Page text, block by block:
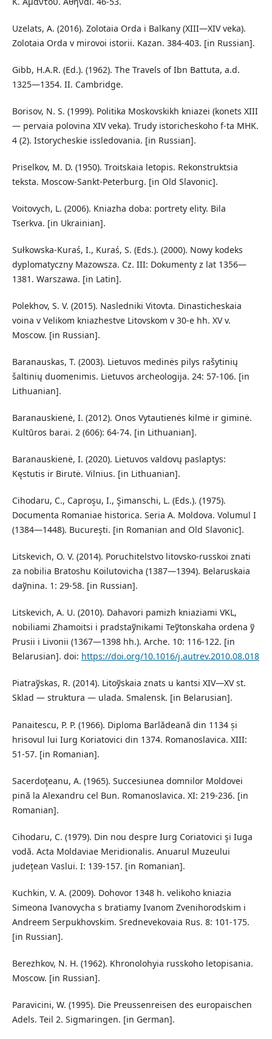
Uzelats, A. (2016). Zolotaia Orda i Balkany (XIII—XIV veka).
Zolotaia Orda v mirovoi istorii. Kazan. 384-403. [in Russian].
Gibb, H.A.R. (Ed.). (1962). The Travels of Ibn Battuta, a.d.
1325—1354. II. Cambridge.
Borisov, N. S. (1999). Politika Moskovskikh kniazei (konets XIII
— pervaia polovina XIV veka). Trudy istoricheskoho f-ta MHK.
4 (2). Istorycheskie issledovania. [in Russian].
Priselkov, M. D. (1950). Troitskaia letopis. Rekonstruktsia
teksta. Moscow-Sankt-Peterburg. [in Old Slavonic].
Voitovych, L. (2006). Kniazha doba: portrety elity. Bila
Tserkva. [in Ukrainian].
Sułkowska-Kuraś, I., Kuraś, S. (Eds.). (2000). Nowy kodeks
dyplomatyczny Mazowsza. Cz. III: Dokumenty z lat 1356—
1381. Warszawa. [in Latin].
Polekhov, S. V. (2015). Nasledniki Vitovta. Dinasticheskaia
voina v Velikom kniazhestve Litovskom v 30-e hh. XV v.
Moscow. [in Russian].
Baranauskas, T. (2003). Lietuvos medinės pilys rašytinių
šaltinių duomenimis. Lietuvos archeologija. 24: 57-106. [in
Lithuanian].
Baranauskienė, I. (2012). Onos Vytautienės kilmė ir giminė.
Kultūros barai. 2 (606): 64-74. [in Lithuanian].
Baranauskienė, I. (2020). Lietuvos valdovų paslaptys:
Kęstutis ir Birutė. Vilnius. [in Lithuanian].
Cihodaru, C., Caproşu, I., Şimanschi, L. (Eds.). (1975).
Documenta Romaniae historica. Seria A. Moldova. Volumul I
(1384—1448). Bucureşti. [in Romanian and Old Slavonic].
Litskevich, O. V. (2014). Poruchitelstvo litovsko-russkoi znati
za nobilia Bratoshu Koilutovicha (1387—1394). Belaruskaia
daўnina. 1: 29-58. [in Russian].
Litskevich, A. U. (2010). Dahavori pamizh kniaziami VKL,
nobiliami Zhamoitsi i pradstaўnikami Teўtonskaha ordena ў
Prusii i Livonii (1367—1398 hh.). Arche. 10: 116-122. [in
Belarusian]. doi: https://doi.org/10.1016/j.autrev.2010.08.018
Piatraўskas, R. (2014). Litoўskaia znats u kantsi XIV—XV st.
Sklad — struktura — ulada. Smalensk. [in Belarusian].
Panaitescu, P. P. (1966). Diploma Barlădeană din 1134 și
hrisovul lui Iurg Koriatovici din 1374. Romanoslavica. XIII:
51-57. [in Romanian].
Sacerdoţeanu, A. (1965). Succesiunea domnilor Moldovei
pină la Alexandru cel Bun. Romanoslavica. XI: 219-236. [in
Romanian].
Cihodaru, C. (1979). Din nou despre Iurg Coriatovici şi Iuga
vodă. Acta Moldaviae Meridionalis. Anuarul Muzeului
judeţean Vaslui. I: 139-157. [in Romanian].
Kuchkin, V. A. (2009). Dohovor 1348 h. velikoho kniazia
Simeona Ivanovycha s bratiamy Ivanom Zvenihorodskim i
Andreem Serpukhovskim. Srednevekovaia Rus. 8: 101-175.
[in Russian].
Berezhkov, N. H. (1962). Khronolohyia russkoho letopisania.
Moscow. [in Russian].
Paravicini, W. (1995). Die Preussenreisen des europaischen
Adels. Teil 2. Sigmaringen. [in German].